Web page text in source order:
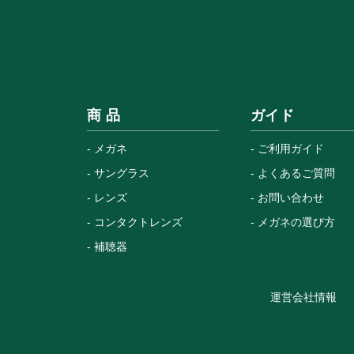
商 品
メガネ
サングラス
レンズ
コンタクトレンズ
補聴器
ガイド
ご利用ガイド
よくあるご質問
お問い合わせ
メガネの選び方
運営会社情報